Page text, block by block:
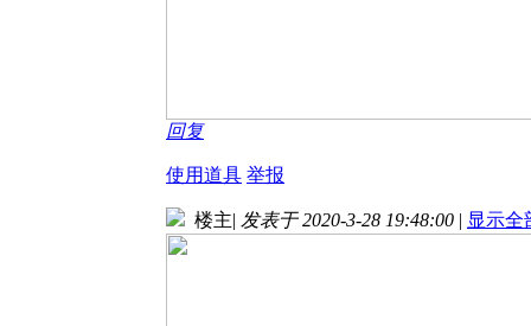
回复
使用道具 举报
楼主| 发表于 2020-3-28 19:48:00 | 显示全